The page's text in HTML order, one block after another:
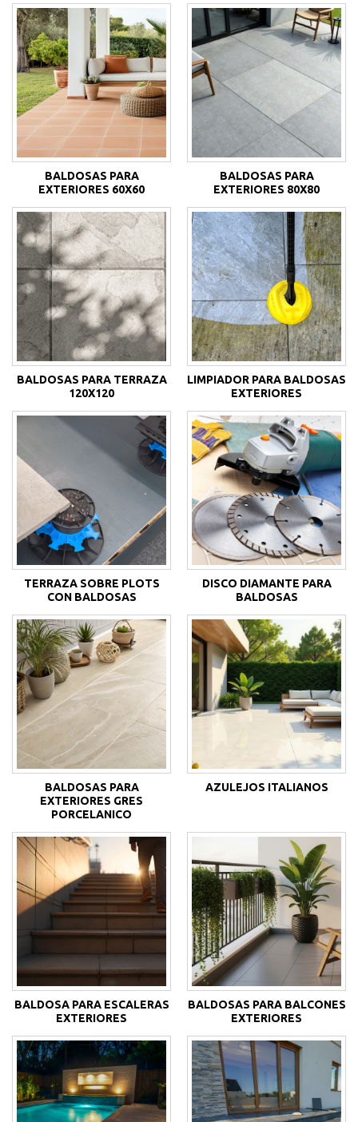
BALDOSAS PARA
EXTERIORES 60X60
BALDOSAS PARA
EXTERIORES 80X80
BALDOSAS PARA TERRAZA
120X120
LIMPIADOR PARA BALDOSAS
EXTERIORES
TERRAZA SOBRE PLOTS
CON BALDOSAS
DISCO DIAMANTE PARA
BALDOSAS
BALDOSAS PARA
EXTERIORES GRES
PORCELANICO
AZULEJOS ITALIANOS
BALDOSA PARA ESCALERAS
EXTERIORES
BALDOSAS PARA BALCONES
EXTERIORES